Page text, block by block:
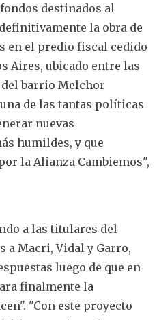
destinados al
la obra de
en el predio fiscal cedido
Aires, ubicado entre las
del barrio Melchor
de las tantas políticas
nuevas
humildes, y que
la Alianza Cambiemos",
a las titulares del
a Macri, Vidal y Garro,
luego de que en
finalmente la
"Con este proyecto